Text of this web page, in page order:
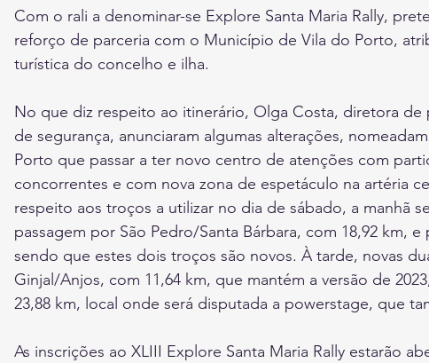
Com o rali a denominar-se Explore Santa Maria Rally,
reforço de parceria com o Município de Vila do Porto,
turística do concelho e ilha.
No que diz respeito ao itinerário, Olga Costa, diretora
de segurança, anunciaram algumas alterações,
Porto que passar a ter novo centro de atenções com
concorrentes e com nova zona de espetáculo na artéria
respeito aos troços a utilizar no dia de sábado, a manhã
passagem por São Pedro/Santa Bárbara, com 18,92 km,
sendo que estes dois troços são novos. À tarde, novas
Ginjal/Anjos, com 11,64 km, que mantém a versão de
23,88 km, local onde será disputada a powerstage, que
As inscrições ao XLIII Explore Santa Maria Rally estarão